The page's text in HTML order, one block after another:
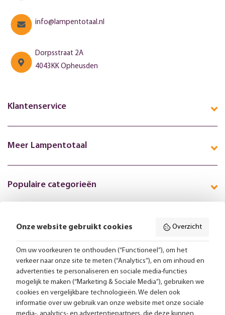
info@lampentotaal.nl
Dorpsstraat 2A
4043KK Opheusden
Klantenservice
Meer Lampentotaal
Populaire categorieën
Volg ons online:
Gratis bezorging vanaf 99,-
Advies op maat
Onze website gebruikt cookies Overzicht
Om uw voorkeuren te onthouden (“Functioneel”), om het
verkeer naar onze site te meten (“Analytics”), en om inhoud en
advertenties te personaliseren en sociale media-functies
mogelijk te maken (“Marketing & Sociale Media”), gebruiken we
cookies en vergelijkbare technologieën. We delen ook
informatie over uw gebruik van onze website met onze sociale